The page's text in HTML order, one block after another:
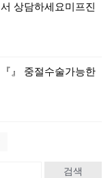
상담하세요미­프진
』 중절수술가능한
검색